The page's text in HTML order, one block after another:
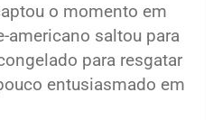
o momento em
americano saltou para
para resgatar
entusiasmado em